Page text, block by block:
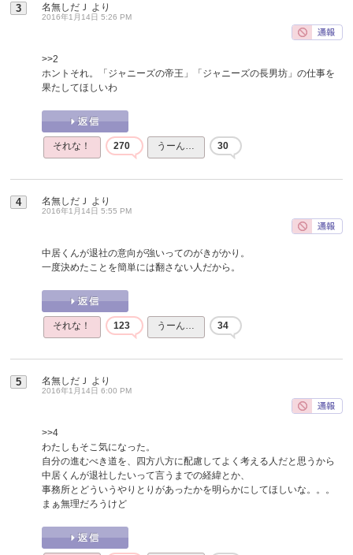
3 名無しだＪ より
2016年1月14日 5:26 PM
>>2
ホントそれ。「ジャニーズの帝王」「ジャニーズの長男坊」の仕事を
果たしてほしいわ
それな！ 270 うーん… 30
4 名無しだＪ より
2016年1月14日 5:55 PM
中居くんが退社の意向が強いってのがきがかり。
一度決めたことを簡単には翻さない人だから。
それな！ 123 うーん… 34
5 名無しだＪ より
2016年1月14日 6:00 PM
>>4
わたしもそこ気になった。
自分の進むべき道を、四方八方に配慮してよく考える人だと思うから
中居くんが退社したいって言うまでの経緯とか、
事務所とどういうやりとりがあったかを明らかにしてほしいな。。。
まぁ無理だろうけど